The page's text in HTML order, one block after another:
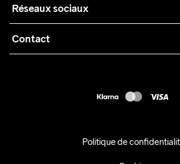
Durabilité
Collaborations
Conditions générales
Retours
Réseaux sociaux
Contact
Politique de